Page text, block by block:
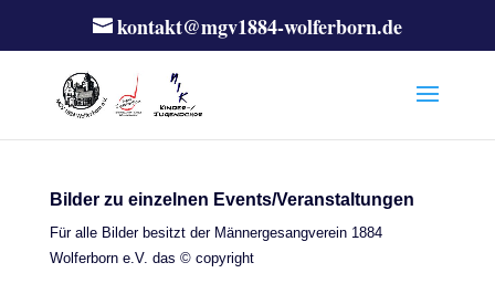
kontakt@mgv1884-wolferborn.de
Bilder zu einzelnen Events/Veranstaltungen
Für alle Bilder besitzt der Männergesangverein 1884
Wolferborn e.V. das © copyright